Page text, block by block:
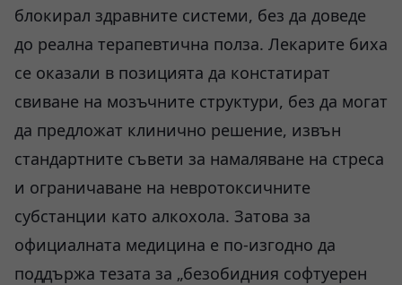
блокирал здравните системи, без да доведе
до реална терапевтична полза. Лекарите биха
се оказали в позицията да констатират
свиване на мозъчните структури, без да могат
да предложат клинично решение, извън
стандартните съвети за намаляване на стреса
и ограничаване на невротоксичните
субстанции като алкохола. Затова за
официалната медицина е по-изгодно да
поддържа тезата за „безобидния софтуерен